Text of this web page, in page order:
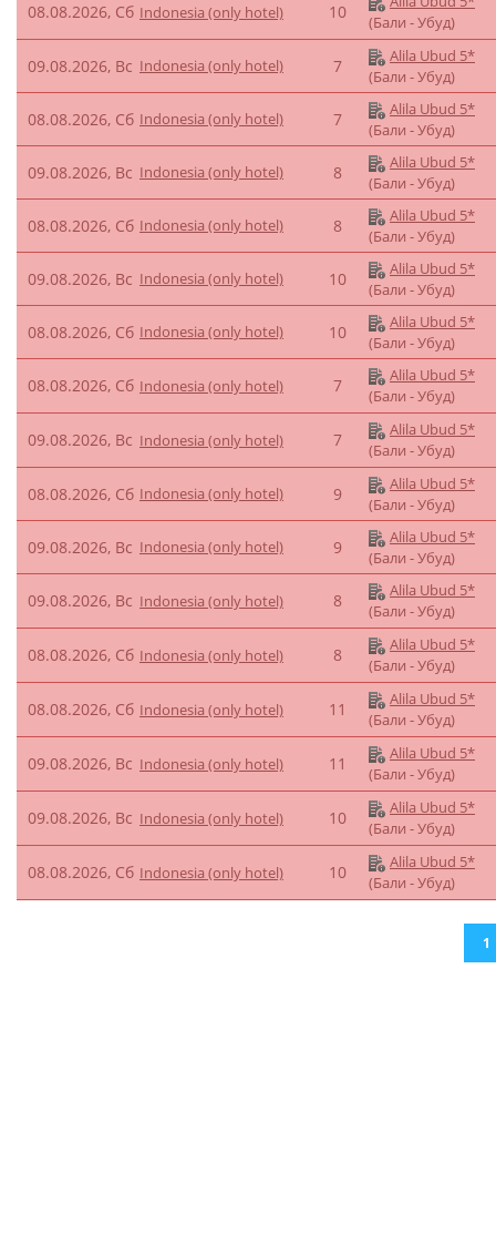
08.08.2026, Сб Indonesia (only hotel) 10
(Бали - Убуд)
09.08.2026, Вс Indonesia (only hotel) 7
Alila Ubud 5*
(Бали - Убуд)
08.08.2026, Сб Indonesia (only hotel) 7
Alila Ubud 5*
(Бали - Убуд)
09.08.2026, Вс Indonesia (only hotel) 8
Alila Ubud 5*
(Бали - Убуд)
08.08.2026, Сб Indonesia (only hotel) 8
Alila Ubud 5*
(Бали - Убуд)
09.08.2026, Вс Indonesia (only hotel) 10
Alila Ubud 5*
(Бали - Убуд)
08.08.2026, Сб Indonesia (only hotel) 10
Alila Ubud 5*
(Бали - Убуд)
08.08.2026, Сб Indonesia (only hotel) 7
Alila Ubud 5*
(Бали - Убуд)
09.08.2026, Вс Indonesia (only hotel) 7
Alila Ubud 5*
(Бали - Убуд)
08.08.2026, Сб Indonesia (only hotel) 9
Alila Ubud 5*
(Бали - Убуд)
09.08.2026, Вс Indonesia (only hotel) 9
Alila Ubud 5*
(Бали - Убуд)
09.08.2026, Вс Indonesia (only hotel) 8
Alila Ubud 5*
(Бали - Убуд)
08.08.2026, Сб Indonesia (only hotel) 8
Alila Ubud 5*
(Бали - Убуд)
08.08.2026, Сб Indonesia (only hotel) 11
Alila Ubud 5*
(Бали - Убуд)
09.08.2026, Вс Indonesia (only hotel) 11
Alila Ubud 5*
(Бали - Убуд)
09.08.2026, Вс Indonesia (only hotel) 10
Alila Ubud 5*
(Бали - Убуд)
08.08.2026, Сб Indonesia (only hotel) 10
Alila Ubud 5*
(Бали - Убуд)
1